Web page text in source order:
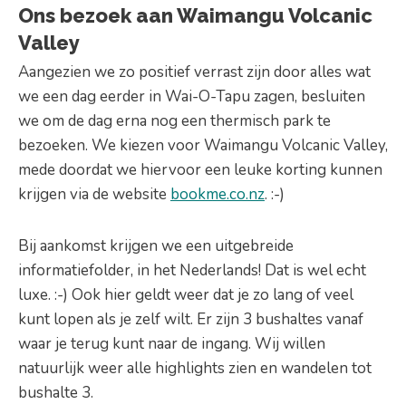
Ons bezoek aan Waimangu Volcanic
Valley
Aangezien we zo positief verrast zijn door alles wat
we een dag eerder in Wai-O-Tapu zagen, besluiten
we om de dag erna nog een thermisch park te
bezoeken. We kiezen voor Waimangu Volcanic Valley,
mede doordat we hiervoor een leuke korting kunnen
krijgen via de website bookme.co.nz. :-)
Bij aankomst krijgen we een uitgebreide
informatiefolder, in het Nederlands! Dat is wel echt
luxe. :-) Ook hier geldt weer dat je zo lang of veel
kunt lopen als je zelf wilt. Er zijn 3 bushaltes vanaf
waar je terug kunt naar de ingang. Wij willen
natuurlijk weer alle highlights zien en wandelen tot
bushalte 3.